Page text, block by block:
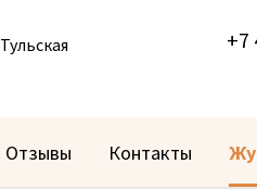
Тульская
+7
Отзывы Контакты